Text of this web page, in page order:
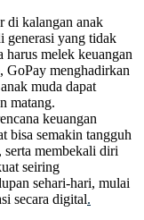
di kalangan anak
generasi yang tidak
melek keuangan
menghadirkan
muda dapat
matang.
keuangan
bisa semakin tangguh
serta membekali diri
seiring
sehari-hari, mulai
secara digital.